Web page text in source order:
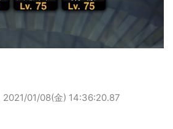
2021/01/08(金) 14:36:20.87